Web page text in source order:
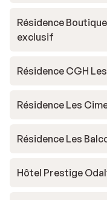
Résidence
exclusif
Résidence CGH
Résidence Les
Résidence Les
Hôtel Prestige